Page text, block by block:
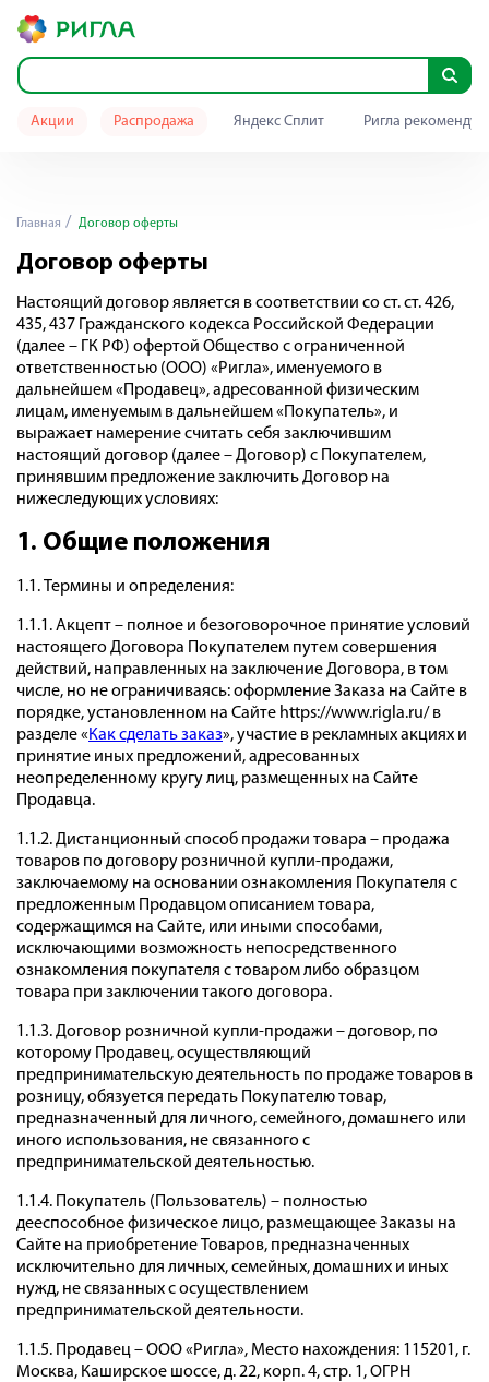
Акции Распродажа Яндекс Сплит Ригла
Главная Договор оферты
Договор оферты
Настоящий договор является в соответствии со ст. ст. 426,
435, 437 Гражданского кодекса Российской Федерации
(далее – ГК РФ) офертой Общество с ограниченной
ответственностью (ООО) «Ригла», именуемого в
дальнейшем «Продавец», адресованной физическим
лицам, именуемым в дальнейшем «Покупатель», и
выражает намерение считать себя заключившим
настоящий договор (далее – Договор) с Покупателем,
принявшим предложение заключить Договор на
нижеследующих условиях:
1. Общие положения
1.1. Термины и определения:
1.1.1. Акцепт – полное и безоговорочное принятие условий
настоящего Договора Покупателем путем совершения
действий, направленных на заключение Договора, в том
числе, но не ограничиваясь: оформление Заказа на Сайте в
порядке, установленном на Сайте https://www.rigla.ru/ в
разделе «Как сделать заказ», участие в рекламных акциях и
принятие иных предложений, адресованных
неопределенному кругу лиц, размещенных на Сайте
Продавца.
1.1.2. Дистанционный способ продажи товара – продажа
товаров по договору розничной купли-продажи,
заключаемому на основании ознакомления Покупателя с
предложенным Продавцом описанием товара,
содержащимся на Сайте, или иными способами,
исключающими возможность непосредственного
ознакомления покупателя с товаром либо образцом
товара при заключении такого договора.
1.1.3. Договор розничной купли-продажи – договор, по
которому Продавец, осуществляющий
предпринимательскую деятельность по продаже товаров в
розницу, обязуется передать Покупателю товар,
предназначенный для личного, семейного, домашнего или
иного использования, не связанного с
предпринимательской деятельностью.
1.1.4. Покупатель (Пользователь) – полностью
дееспособное физическое лицо, размещающее Заказы на
Сайте на приобретение Товаров, предназначенных
исключительно для личных, семейных, домашних и иных
нужд, не связанных с осуществлением
предпринимательской деятельности.
1.1.5. Продавец – ООО «Ригла», Место нахождения: 115201, г.
Москва, Каширское шоссе, д. 22, корп. 4, стр. 1, ОГРН